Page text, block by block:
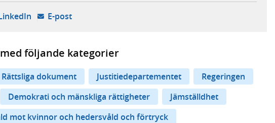
flik, extern webbplats,
i ny flik, extern webbplats,
- öppnas i ny flik, extern webbplats,
E-post- öppnar din e-postklient,
följande kategorier
Rättsliga dokument Justitiedepartementet
Regeringen
Demokrati och mänskliga rättigheter
Jämställdhet
mot kvinnor och hedersvåld och förtryck